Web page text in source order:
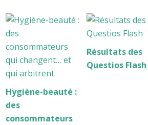
Hygiène-beauté :
des
consommateurs
Résultats des
Questios Flash